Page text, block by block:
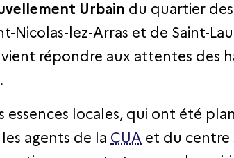
Urbain du quartier des
Nicolas-lez-Arras et de Saint-
répondre aux attentes des
essences locales, qui ont été
agents de la CUA et du centre